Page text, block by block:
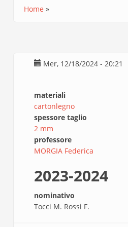
Home
Mer, 12/18/2024 - 20:21
materiali
cartonlegno
spessore taglio
2 mm
professore
MORGIA Federica
2023-2024
nominativo
Tocci M. Rossi F.